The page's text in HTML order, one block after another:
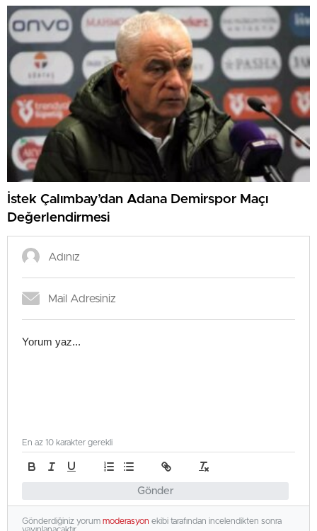
İstek Çalımbay’dan Adana Demirspor Maçı
Değerlendirmesi
Gönder
En az 10 karakter gerekli
Gönderdiğiniz yorum moderasyon ekibi tarafından incelendikten sonra